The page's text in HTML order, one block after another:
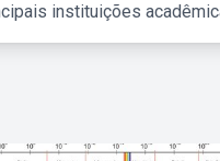
instituições